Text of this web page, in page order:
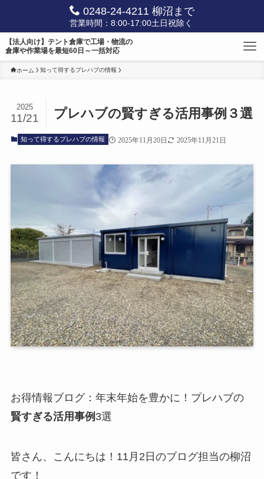
0248-24-4211 柳沼まで
営業時間：8:00-17:00土日祝除く
【法人向け】テント倉庫で工場・物流の
倉庫や作業場を最短60日～一括対応
ホーム 知って得するプレハブの情報
プレハブの賢すぎる活用事例３選
2025
11/21
知って得するプレハブの情報 2025年11月20日 2025年11月21日
お得情報ブログ：年末年始を豊かに！プレハブの
賢すぎる活用事例 3選
皆さん、こんにちは！11月2日のブログ担当の柳沼
です！